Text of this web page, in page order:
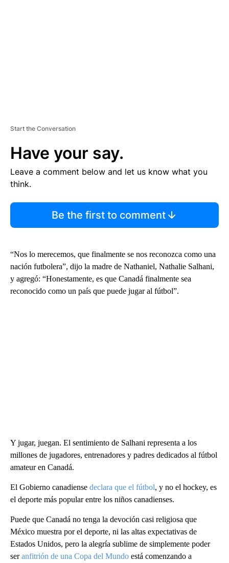
Start the Conversation
Have your say.
Leave a comment below and let us know what you
think.
Be the first to comment
“Nos lo merecemos, que finalmente se nos reconozca como una
nación futbolera”, dijo la madre de Nathaniel, Nathalie Salhani,
y agregó: “Honestamente, es que Canadá finalmente sea
reconocido como un país que puede jugar al fútbol”.
Y jugar, juegan. El sentimiento de Salhani representa a los
millones de jugadores, entrenadores y padres dedicados al fútbol
amateur en Canadá.
El Gobierno canadiense declara que el fútbol, y no el hockey, es
el deporte más popular entre los niños canadienses.
Puede que Canadá no tenga la devoción casi religiosa que
México muestra por el deporte, ni las altas expectativas de
Estados Unidos, pero la alegría sublime de simplemente poder
seranfitrión de una Copa del Mundo está comenzando a